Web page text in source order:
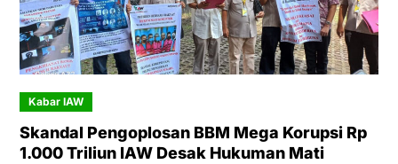
Kabar IAW
Skandal Pengoplosan BBM Mega Korupsi Rp
1.000 Triliun IAW Desak Hukuman Mati